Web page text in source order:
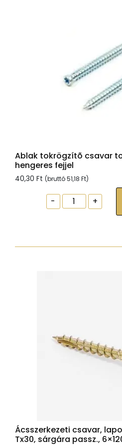
Ablak tokrögzítõ csavar
hengeres fejjel
40,30 Ft (bruttó51,18 Ft)
-
Ablak
tokrögzítõ
7,5x112
+
Ácsszerkezeti csavar,
Tx30, sárgára passz.,